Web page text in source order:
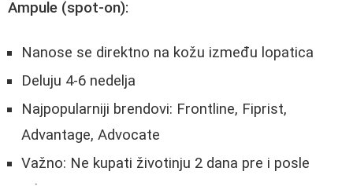
Ampule (spot-on):
Nanose se direktno na kožu između lopatica
Deluju 4-6 nedelja
Najpopularniji brendovi: Frontline, Fiprist,
Advantage, Advocate
Važno: Ne kupati životinju 2 dana pre i posle